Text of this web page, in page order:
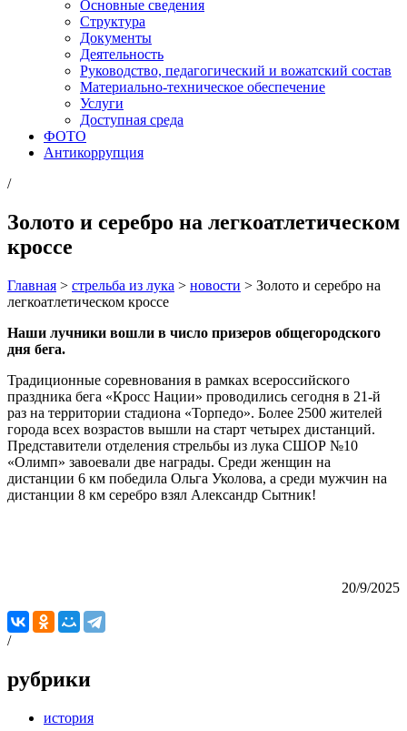
Основные сведения
Структура
Документы
Деятельность
Руководство, педагогический и вожатский состав
Материально-техническое обеспечение
Услуги
Доступная среда
ФОТО
Антикоррупция
/
Золото и серебро на легкоатлетическом
кроссе
Главная > стрельба из лука > новости > Золото и серебро на
легкоатлетическом кроссе
Наши лучники вошли в число призеров общегородского
дня бега.
Традиционные соревнования в рамках всероссийского
праздника бега «Кросс Нации» проводились сегодня в 21-й
раз на территории стадиона «Торпедо». Более 2500 жителей
города всех возрастов вышли на старт четырех дистанций.
Представители отделения стрельбы из лука СШОР №10
«Олимп» завоевали две награды. Среди женщин на
дистанции 6 км победила Ольга Уколова, а среди мужчин на
дистанции 8 км серебро взял Александр Сытник!
20/9/2025
/
рубрики
история